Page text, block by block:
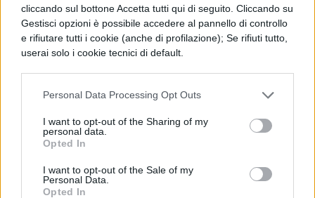
cliccando sul bottone Accetta tutti qui di seguito. Cliccando su
Gestisci opzioni è possibile accedere al pannello di controllo
e rifiutare tutti i cookie (anche di profilazione); Se rifiuti tutto,
userai solo i cookie tecnici di default.
Personal Data Processing Opt Outs
I want to opt-out of the Sharing of my
personal data.
Opted In
I want to opt-out of the Sale of my
Personal Data.
Opted In
importanti non vengono compiute con le
forze, la rapidità o lagilità del corpo, ma col
giudizio, di cui la vecchiaia di solito non
solo non si priva, anzi si arricchisce.